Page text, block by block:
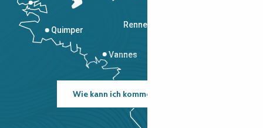
Rennes
Vannes
Quimper
Wie kann ich kommen?